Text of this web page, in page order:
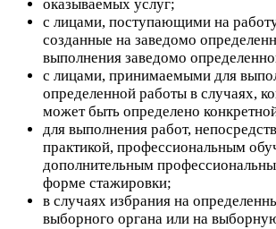
оказываемых услуг;
с лицами, поступающими на
созданные на заведомо
выполнения заведомо
с лицами, принимаемыми для
определенной работы в случаях,
может быть определено
для выполнения работ,
практикой, профессиональным
дополнительным
форме стажировки;
в случаях избрания на
выборного органа или на